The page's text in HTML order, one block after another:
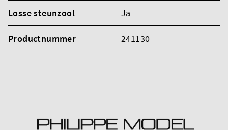
Losse steunzool Ja
Productnummer 241130